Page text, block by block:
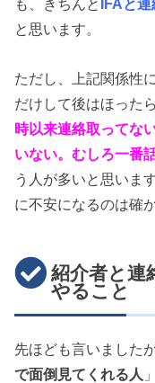
も、きちんと IFAと
と思います。
ただし、上記関係性
だけして後はほった
時以来連絡取ってな
いない。むしろ一番
う人が多いと思いま
に不安になるのは確
紹介者と連
やること
先ほども言いました
で面倒見てくれる人